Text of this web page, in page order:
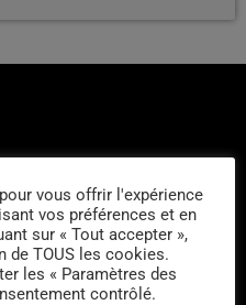
Kills
vous offrir l'expérience
vos préférences et en
sur « Tout accepter »,
de TOUS les cookies.
les « Paramètres des
contrôlé.